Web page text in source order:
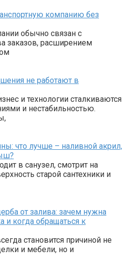
компанию без
обычно связан с
заказов, расширением
не работают в
и технологии сталкиваются
и нестабильностью.
что лучше – наливной акрил,
в санузел, смотрит на
старой сантехники и
от залива: зачем нужна
и когда обращаться к
становится причиной не
и мебели, но и